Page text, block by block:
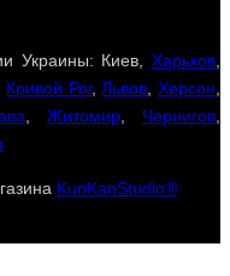
Украины: Киев, Харьков,
Кривой Рог,Львов,Херсон,
, Житомир, Чернигов,
KunKanStudio®